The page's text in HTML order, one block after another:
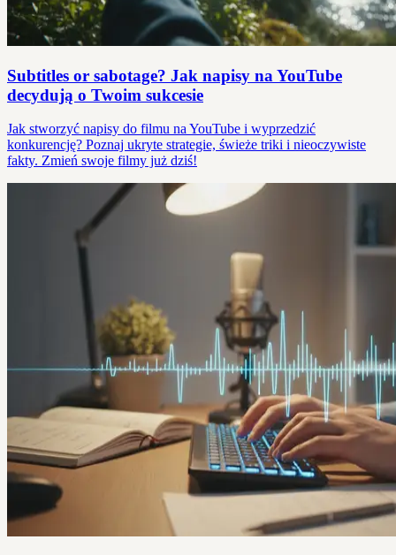
Subtitles or sabotage? Jak napisy na YouTube
decydują o Twoim sukcesie
Jak stworzyć napisy do filmu na YouTube i wyprzedzić
konkurencję? Poznaj ukryte strategie, świeże triki i nieoczywiste
fakty. Zmień swoje filmy już dziś!